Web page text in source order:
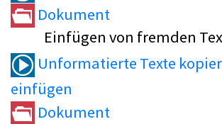
Dokument
Einfügen von fremden
Unformatierte Texte
einfügen
Dokument